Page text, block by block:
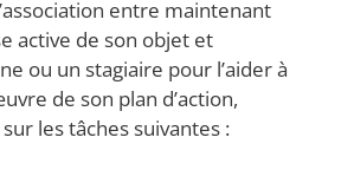
entre maintenant
active de son objet et
ou un stagiaire pour l’aider à
de son plan d’action,
les tâches suivantes :